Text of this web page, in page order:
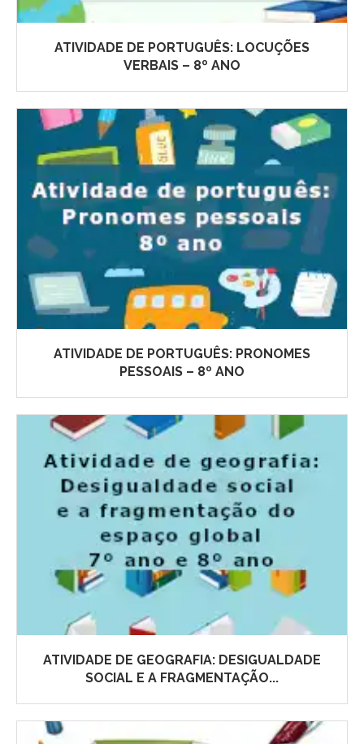
ATIVIDADE DE PORTUGUÊS: LOCUÇÕES
VERBAIS – 8º ANO
ATIVIDADE DE PORTUGUÊS: PRONOMES
PESSOAIS – 8º ANO
ATIVIDADE DE GEOGRAFIA: DESIGUALDADE
SOCIAL E A FRAGMENTAÇÃO...